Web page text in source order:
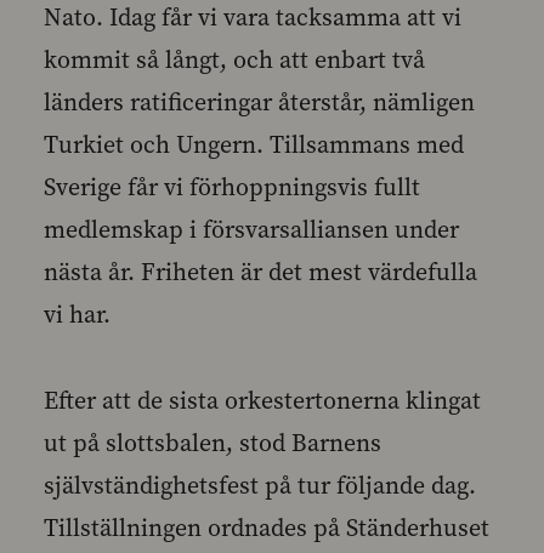
Nato. Idag får vi vara tacksamma att vi
kommit så långt, och att enbart två
länders ratificeringar återstår, nämligen
Turkiet och Ungern. Tillsammans med
Sverige får vi förhoppningsvis fullt
medlemskap i försvarsalliansen under
nästa år. Friheten är det mest värdefulla
vi har.
Efter att de sista orkestertonerna klingat
ut på slottsbalen, stod Barnens
självständighetsfest på tur följande dag.
Tillställningen ordnades på Ständerhuset